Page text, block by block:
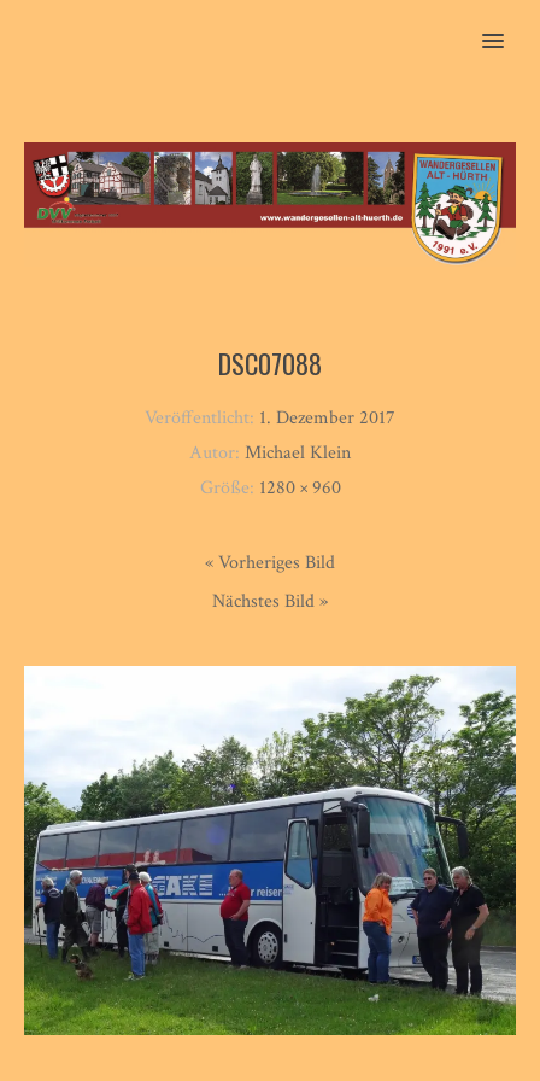
MENU
DSC07088
Veröffentlicht: 1. Dezember 2017
Autor: Michael Klein
Größe: 1280 × 960
« Vorheriges Bild
Nächstes Bild »